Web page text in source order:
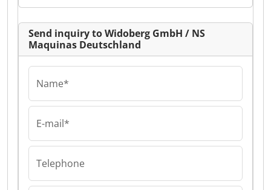
Send inquiry to Widoberg GmbH / NS
Maquinas Deutschland
Name*
E-mail*
Telephone